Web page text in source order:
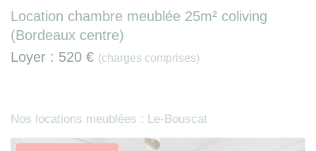
Location chambre meublée 25m² coliving
(Bordeaux centre)
Loyer : 520 € (charges comprises)
Nos locations meublées : Le-Bouscat